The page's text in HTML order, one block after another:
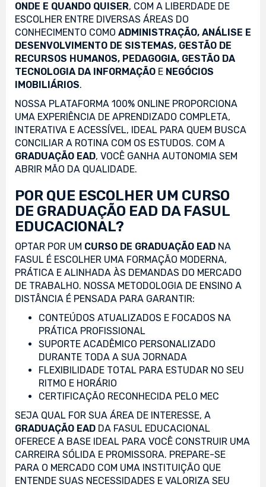
ONDE E QUANDO QUISER, COM A LIBERDADE DE
ESCOLHER ENTRE DIVERSAS ÁREAS DO
CONHECIMENTO COMO ADMINISTRAÇÃO, ANÁLISE E
DESENVOLVIMENTO DE SISTEMAS, GESTÃO DE
RECURSOS HUMANOS, PEDAGOGIA, GESTÃO DA
TECNOLOGIA DA INFORMAÇÃO E NEGÓCIOS
IMOBILIÁRIOS.
NOSSA PLATAFORMA 100% ONLINE PROPORCIONA
UMA EXPERIÊNCIA DE APRENDIZADO COMPLETA,
INTERATIVA E ACESSÍVEL, IDEAL PARA QUEM BUSCA
CONCILIAR A ROTINA COM OS ESTUDOS. COM A
GRADUAÇÃO EAD, VOCÊ GANHA AUTONOMIA SEM
ABRIR MÃO DA QUALIDADE.
POR QUE ESCOLHER UM CURSO
DE GRADUAÇÃO EAD DA FASUL
EDUCACIONAL?
OPTAR POR UM CURSO DE GRADUAÇÃO EAD NA
FASUL É ESCOLHER UMA FORMAÇÃO MODERNA,
PRÁTICA E ALINHADA ÀS DEMANDAS DO MERCADO
DE TRABALHO. NOSSA METODOLOGIA DE ENSINO A
DISTÂNCIA É PENSADA PARA GARANTIR:
CONTEÚDOS ATUALIZADOS E FOCADOS NA
PRÁTICA PROFISSIONAL
SUPORTE ACADÊMICO PERSONALIZADO
DURANTE TODA A SUA JORNADA
FLEXIBILIDADE TOTAL PARA ESTUDAR NO SEU
RITMO E HORÁRIO
CERTIFICAÇÃO RECONHECIDA PELO MEC
SEJA QUAL FOR SUA ÁREA DE INTERESSE, A
GRADUAÇÃO EAD DA FASUL EDUCACIONAL
OFERECE A BASE IDEAL PARA VOCÊ CONSTRUIR UMA
CARREIRA SÓLIDA E PROMISSORA. PREPARE-SE
PARA O MERCADO COM UMA INSTITUIÇÃO QUE
ENTENDE SUAS NECESSIDADES E VALORIZA SEU